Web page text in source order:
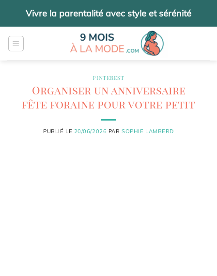
contenu
Vivre la parentalité avec style et sérénité
PINTEREST
Organiser un anniversaire
fête foraine pour votre petit
PUBLIÉ LE 20/06/2026 PARSOPHIE LAMBERD